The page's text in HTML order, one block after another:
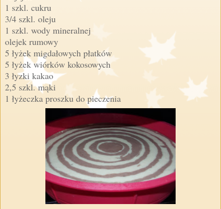
1 szkl. cukru
3/4 szkl. oleju
1 szkl. wody mineralnej
olejek rumowy
5 łyżek migdałowych płatków
5 łyżek wiórków kokosowych
3 łyzki kakao
2,5 szkl. mąki
1 łyżeczka proszku do pieczenia